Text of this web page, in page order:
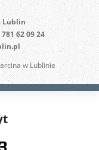
Lublin
62 09 24
w Lublinie